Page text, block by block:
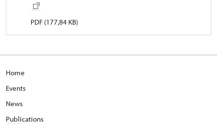
PDF (177,84 KB)
Home
Events
News
Publications